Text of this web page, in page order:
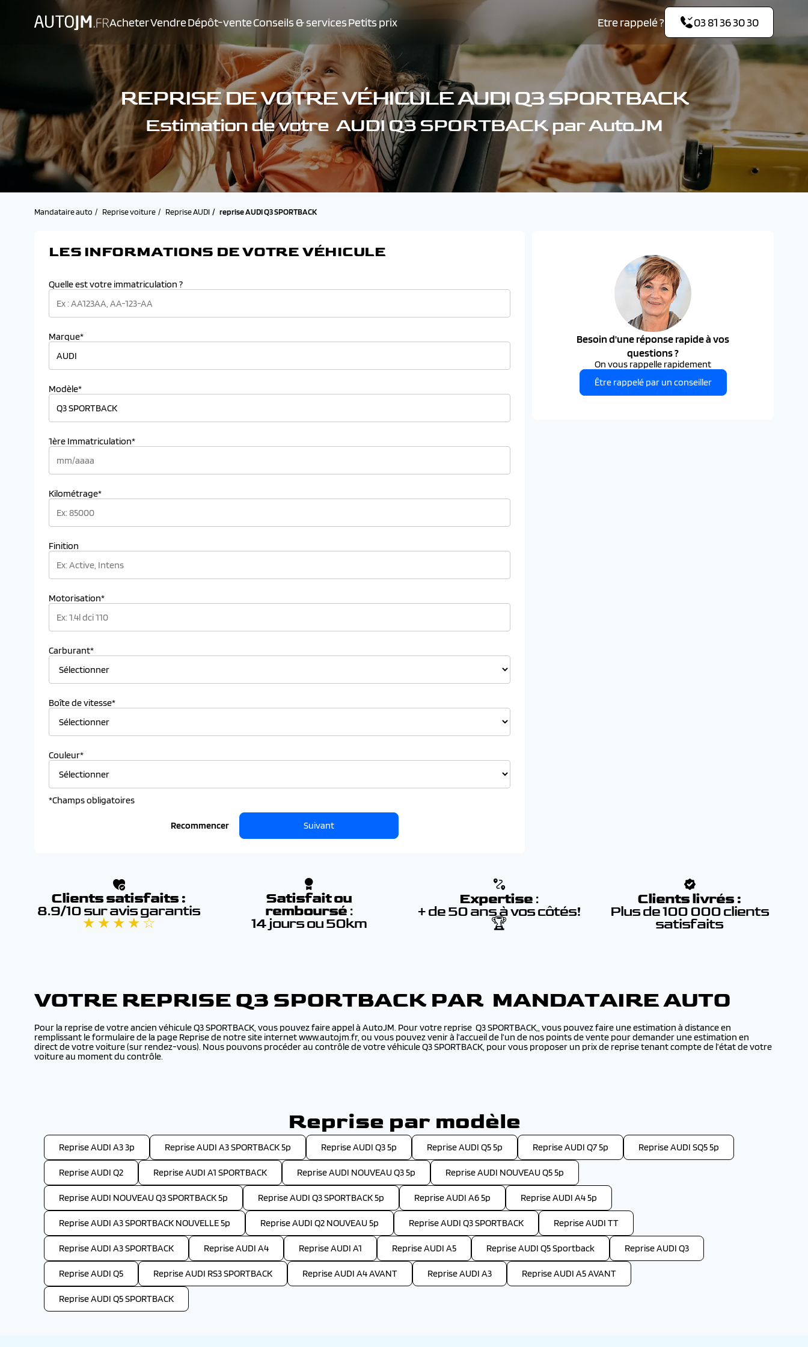
AcheterVendreDépôt-venteConseils & servicesPetits prix Etre rappelé ? 03 81 36 30 30
REPRISE DE VOTRE VÉHICULE AUDI Q3 SPORTBACK
Estimation de votre AUDI Q3 SPORTBACK par AutoJM
Mandataire auto Reprise voiture Reprise AUDI reprise AUDI Q3 SPORTBACK
LES INFORMATIONS DE VOTRE VÉHICULE
Quelle est votre immatriculation ?
Marque*
Modèle*
1ère Immatriculation*
Kilométrage*
Finition
Motorisation*
Carburant*
Boîte de vitesse*
Couleur*
*Champs obligatoires
Recommencer Suivant
Besoin d'une réponse rapide à vos
questions ?
On vous rappelle rapidement
Être rappelé par un conseiller
Clients satisfaits :
8.9/10 sur avis garantis
★ ★ ★ ★ ☆
Satisfait ou
remboursé :
14 jours ou 50km
Expertise :
+ de 50 ans à vos côtés!
🏆
Clients livrés :
Plus de 100 000 clients
satisfaits
VOTRE REPRISE Q3 SPORTBACK PAR MANDATAIRE AUTO
Pour la reprise de votre ancien véhicule Q3 SPORTBACK, vous pouvez faire appel à AutoJM. Pour votre reprise Q3 SPORTBACK,, vous pouvez faire une estimation à distance en
remplissant le formulaire de la page Reprise de notre site internet www.autojm.fr, ou vous pouvez venir à l’accueil de l’un de nos points de vente pour demander une estimation en
direct de votre voiture (sur rendez-vous). Nous pouvons procéder au contrôle de votre véhicule Q3 SPORTBACK, pour vous proposer un prix de reprise tenant compte de l’état de votre
voiture au moment du contrôle.
Reprise par modèle
Reprise AUDI A3 3p Reprise AUDI A3 SPORTBACK 5p Reprise AUDI Q3 5p Reprise AUDI Q5 5p Reprise AUDI Q7 5p Reprise AUDI SQ5 5p
Reprise AUDI Q2 Reprise AUDI A1 SPORTBACK Reprise AUDI NOUVEAU Q3 5p Reprise AUDI NOUVEAU Q5 5p
Reprise AUDI NOUVEAU Q3 SPORTBACK 5p Reprise AUDI Q3 SPORTBACK 5p Reprise AUDI A6 5p Reprise AUDI A4 5p
Reprise AUDI A3 SPORTBACK NOUVELLE 5p Reprise AUDI Q2 NOUVEAU 5p Reprise AUDI Q3 SPORTBACK Reprise AUDI TT
Reprise AUDI A3 SPORTBACK Reprise AUDI A4 Reprise AUDI A1 Reprise AUDI A5 Reprise AUDI Q5 Sportback Reprise AUDI Q3
Reprise AUDI Q5 Reprise AUDI RS3 SPORTBACK Reprise AUDI A4 AVANT Reprise AUDI A3 Reprise AUDI A5 AVANT
Reprise AUDI Q5 SPORTBACK